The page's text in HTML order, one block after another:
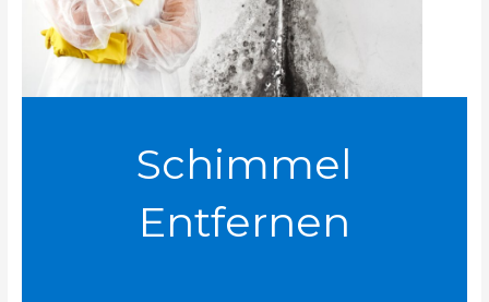
Schimmel
Entfernen